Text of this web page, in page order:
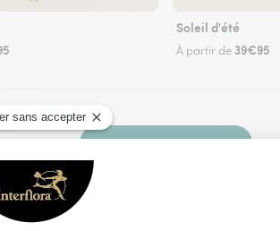
Soleil d'été
À partir de 39€95
Faire livrer des fleurs
Interflora à Courmemin